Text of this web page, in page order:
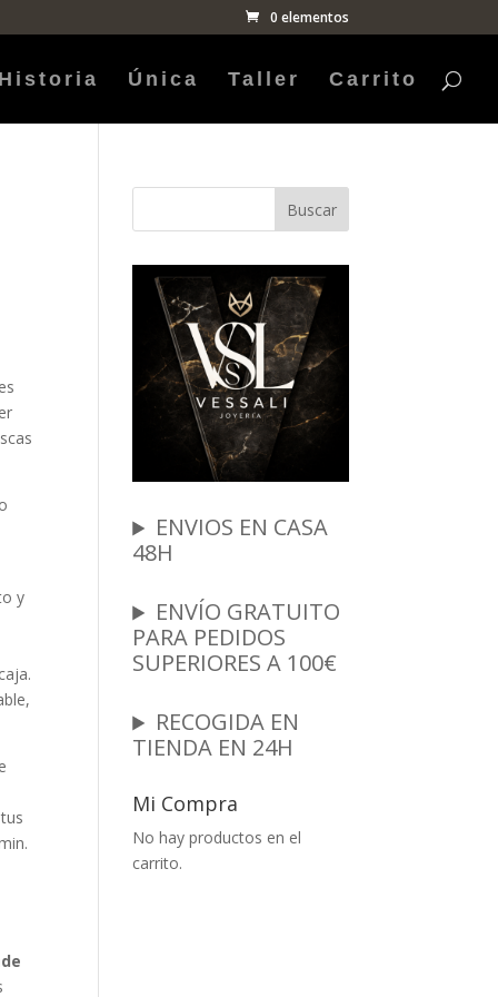
0 elementos
Historia Única Taller Carrito
y
Buscar
ENVIOS EN CASA
48H
ENVÍO GRATUITO
PARA PEDIDOS
SUPERIORES A 100€
RECOGIDA EN
TIENDA EN 24H
Mi Compra
No hay productos en el
carrito.